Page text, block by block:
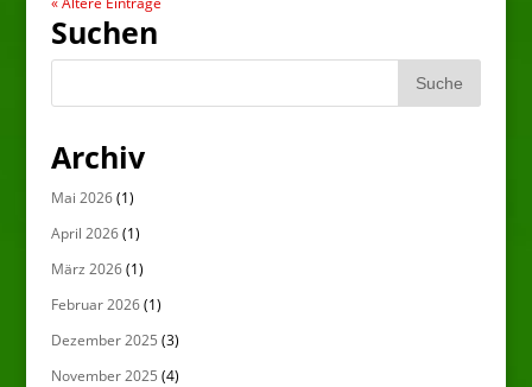
Suchen
Archiv
Mai 2026(1)
April 2026(1)
März 2026(1)
Februar 2026(1)
Dezember 2025 (3)
November 2025 (4)